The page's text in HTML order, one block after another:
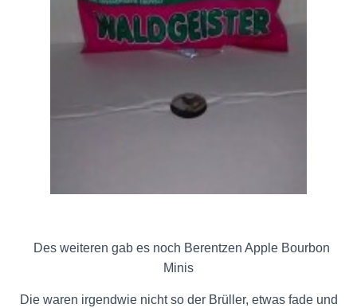
Des weiteren gab es noch Berentzen Apple Bourbon
Minis
Die waren irgendwie nicht so der Brüller, etwas fade und